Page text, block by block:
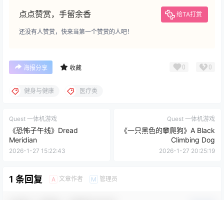
点点赞赏，手留余香 给TA打赏
还没有人赞赏，快来当第一个赞赏的人吧！
海报分享 收藏 0 0
健身与健康 医疗类
Quest 一体机游戏
《恐怖子午线》Dread
Meridian
2026-1-27 15:22:43
Quest 一体机游戏
《一只黑色的攀爬狗》A Black
Climbing Dog
2026-1-27 20:25:19
1 条回复 A 文章作者 M 管理员